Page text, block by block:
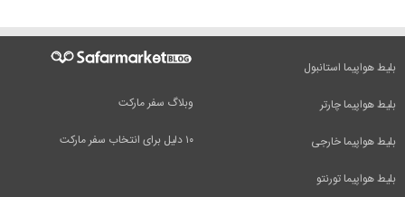
وبلاگ سفر مارکت
۱۰ دلیل برای انتخاب سفر مارکت
بلیط هواپیما استانبول
بلیط هواپیما چارتر
بلیط هواپیما خارجی
بلیط هواپیما تورنتو